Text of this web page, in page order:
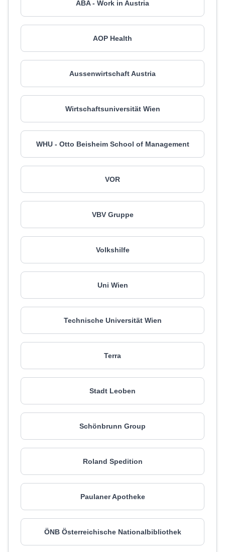
ABA - Work in Austria
AOP Health
Aussenwirtschaft Austria
Wirtschaftsuniversität Wien
WHU - Otto Beisheim School of Management
VOR
VBV Gruppe
Volkshilfe
Uni Wien
Technische Universität Wien
Terra
Stadt Leoben
Schönbrunn Group
Roland Spedition
Paulaner Apotheke
ÖNB Österreichische Nationalbibliothek